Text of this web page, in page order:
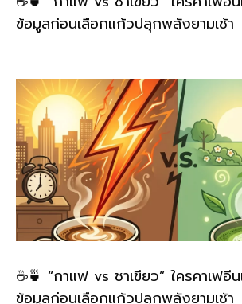
ข้อมูลก่อนเลือกแก้วปลุกพลังยามเช้า
☕🍵 “กาแฟ vs ชาเขียว” ใครคาเฟอี
ข้อมูลก่อนเลือกแก้วปลุกพลังยามเช้า